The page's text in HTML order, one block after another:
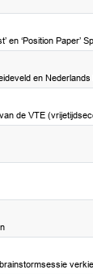
en ‘Position Paper’
en
de VTE